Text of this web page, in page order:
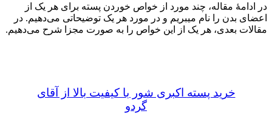
در ادامۀ مقاله، چند مورد از خواص خوردن پسته برای هر یک از
اعضای بدن را نام می‎بریم و در مورد هر یک توضیحاتی می‌دهیم. در
مقالات بعدی، هر یک از این خواص را به صورت مجزا شرح می‌دهیم.
خرید پسته اکبری شور با کیفیت بالا از آقای
گردو